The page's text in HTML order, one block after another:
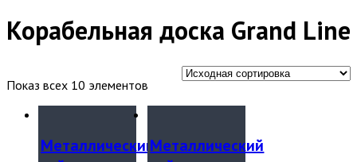
Корабельная доска Grand Line
Показ всех 10 элементов
МеталлическийМеталлический